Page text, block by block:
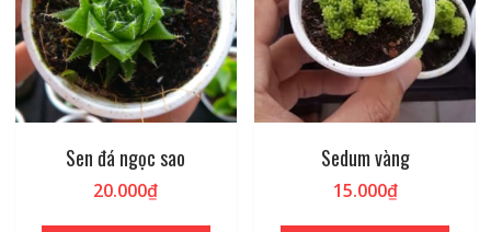
Sen đá ngọc sao
20.000₫
Sedum vàng
15.000₫